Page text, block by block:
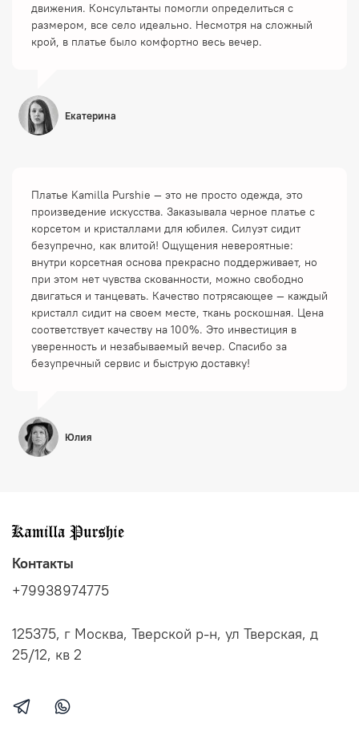
движения. Консультанты помогли определиться с
размером, все село идеально. Несмотря на сложный
крой, в платье было комфортно весь вечер.
Екатерина
Платье Kamilla Purshie — это не просто одежда, это
произведение искусства. Заказывала черное платье с
корсетом и кристаллами для юбилея. Силуэт сидит
безупречно, как влитой! Ощущения невероятные:
внутри корсетная основа прекрасно поддерживает, но
при этом нет чувства скованности, можно свободно
двигаться и танцевать. Качество потрясающее — каждый
кристалл сидит на своем месте, ткань роскошная. Цена
соответствует качеству на 100%. Это инвестиция в
уверенность и незабываемый вечер. Спасибо за
безупречный сервис и быструю доставку!
Юлия
Контакты
+79938974775
125375, г Москва, Тверской р-н, ул Тверская, д
25/12, кв 2